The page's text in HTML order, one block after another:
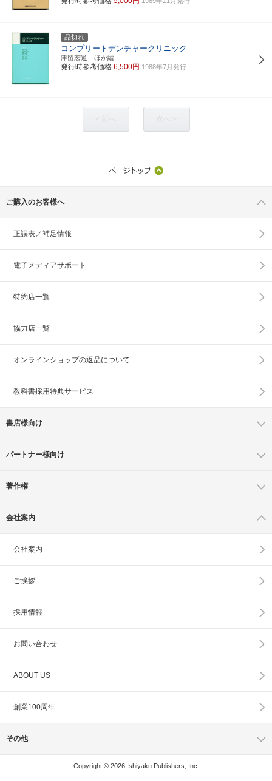
品切れ
コンプリートデンチャークリニック
津留宏道 ほか編
発行時参考価格 6,500円 1988年7月発行
ご購入のお客様へ
正誤表／補足情報
電子メディアサポート
特約店一覧
協力店一覧
オンラインショップの返品について
教科書採用特典サービス
書店様向け
パートナー様向け
著作権
会社案内
会社案内
ご挨拶
採用情報
お問い合わせ
ABOUT US
創業100周年
その他
Copyright © 2026 Ishiyaku Publishers, Inc.